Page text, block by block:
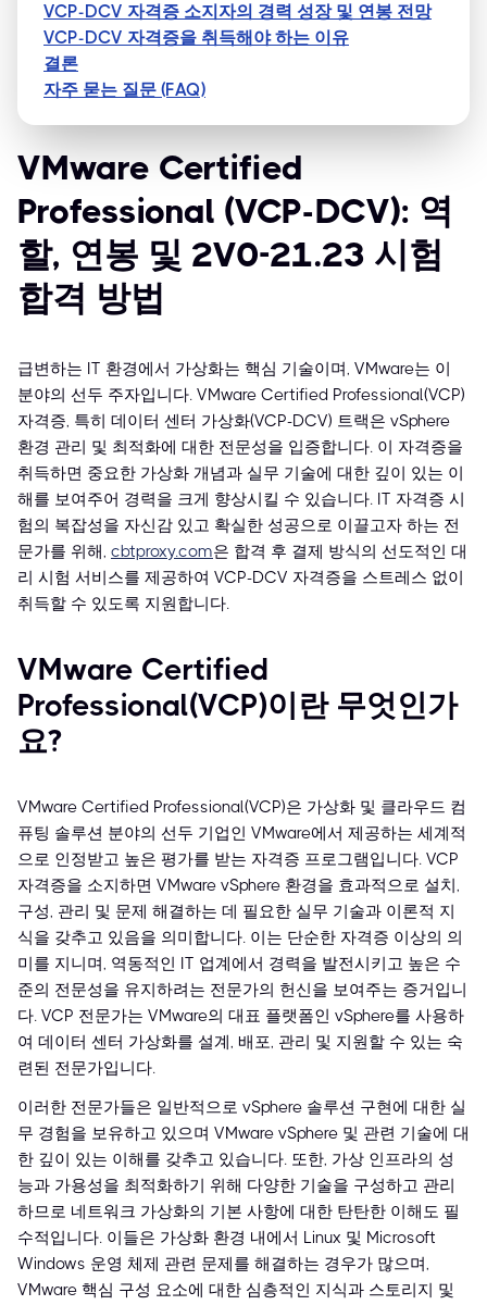
VCP-DCV 자격증 소지자의 경력 성장 및 연봉 전망
VCP-DCV 자격증을 취득해야 하는 이유
결론
자주 묻는 질문 (FAQ)
VMware Certified
Professional (VCP-DCV): 역
할, 연봉 및 2V0-21.23 시험
합격 방법
급변하는 IT 환경에서 가상화는 핵심 기술이며, VMware는 이
분야의 선두 주자입니다. VMware Certified Professional(VCP)
자격증, 특히 데이터 센터 가상화(VCP-DCV) 트랙은 vSphere
환경 관리 및 최적화에 대한 전문성을 입증합니다. 이 자격증을
취득하면 중요한 가상화 개념과 실무 기술에 대한 깊이 있는 이
해를 보여주어 경력을 크게 향상시킬 수 있습니다. IT 자격증 시
험의 복잡성을 자신감 있고 확실한 성공으로 이끌고자 하는 전
문가를 위해, cbtproxy.com은 합격 후 결제 방식의 선도적인 대
리 시험 서비스를 제공하여 VCP-DCV 자격증을 스트레스 없이
취득할 수 있도록 지원합니다.
VMware Certified
Professional(VCP)이란 무엇인가
요?
VMware Certified Professional(VCP)은 가상화 및 클라우드 컴
퓨팅 솔루션 분야의 선두 기업인 VMware에서 제공하는 세계적
으로 인정받고 높은 평가를 받는 자격증 프로그램입니다. VCP
자격증을 소지하면 VMware vSphere 환경을 효과적으로 설치,
구성, 관리 및 문제 해결하는 데 필요한 실무 기술과 이론적 지
식을 갖추고 있음을 의미합니다. 이는 단순한 자격증 이상의 의
미를 지니며, 역동적인 IT 업계에서 경력을 발전시키고 높은 수
준의 전문성을 유지하려는 전문가의 헌신을 보여주는 증거입니
다. VCP 전문가는 VMware의 대표 플랫폼인 vSphere를 사용하
여 데이터 센터 가상화를 설계, 배포, 관리 및 지원할 수 있는 숙
련된 전문가입니다.
이러한 전문가들은 일반적으로 vSphere 솔루션 구현에 대한 실
무 경험을 보유하고 있으며 VMware vSphere 및 관련 기술에 대
한 깊이 있는 이해를 갖추고 있습니다. 또한, 가상 인프라의 성
능과 가용성을 최적화하기 위해 다양한 기술을 구성하고 관리
하므로 네트워크 가상화의 기본 사항에 대한 탄탄한 이해도 필
수적입니다. 이들은 가상화 환경 내에서 Linux 및 Microsoft
Windows 운영 체제 관련 문제를 해결하는 경우가 많으며,
VMware 핵심 구성 요소에 대한 심층적인 지식과 스토리지 및